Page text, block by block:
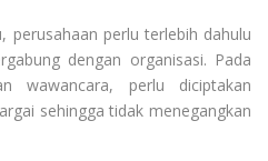
perusahaan perlu terlebih dahulu
dengan organisasi. Pada
wawancara, perlu diciptakan
sehingga tidak menegangkan